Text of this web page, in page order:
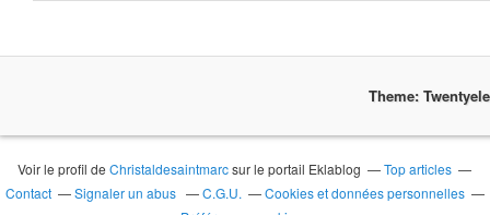
Theme:
Voir le profil deChristaldesaintmarcsur le portail Eklablog
Top articles
Contact
Signaler un abus C.G.U.
Cookies et données personnelles